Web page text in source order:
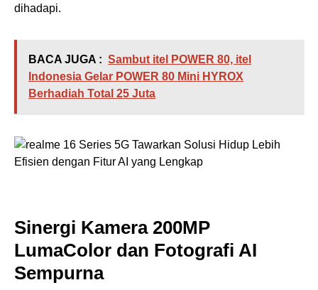
dihadapi.
BACA JUGA : Sambut itel POWER 80, itel
Indonesia Gelar POWER 80 Mini HYROX
Berhadiah Total 25 Juta
Sinergi Kamera 200MP
LumaColor dan Fotografi AI
Sempurna